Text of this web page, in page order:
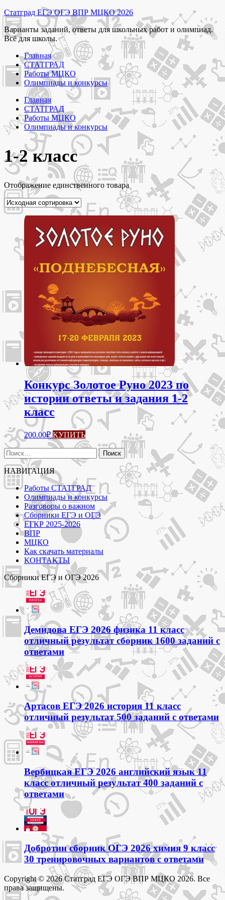
Перейти
к
содержимому
Статград ЕГЭ ОГЭ ВПР МЦКО 2026
Варианты заданий, ответы для школьных работ и олимпиад.
Всё для школы.
Главная
СТАТГРАД
Работы МЦКО
Олимпиады и конкурсы
Главная
СТАТГРАД
Работы МЦКО
Олимпиады и конкурсы
1-2 класс
Отображение единственного товара
Конкурс Золотое Руно 2023 по
истории ответы и задания 1-2
класс
200.00₽ КУПИТЬ
Найти:
НАВИГАЦИЯ
Работы СТАТГРАД
Олимпиады и конкурсы
Разговоры о важном
Сборники ЕГЭ и ОГЭ
ЕГКР 2025-2026
ВПР
МЦКО
Как скачать материалы
КОНТАКТЫ
Сборники ЕГЭ и ОГЭ 2026
Демидова ЕГЭ 2026 физика 11 класс
отличный результат сборник 1600 заданий с
ответами
Артасов ЕГЭ 2026 история 11 класс
отличный результат 500 заданий с ответами
Вербицкая ЕГЭ 2026 английский язык 11
класс отличный результат 400 заданий с
ответами
Добротин сборник ОГЭ 2026 химия 9 класс
30 тренировочных вариантов с ответами
Copyright © 2026 Статград ЕГЭ ОГЭ ВПР МЦКО 2026. Все
права защищены.